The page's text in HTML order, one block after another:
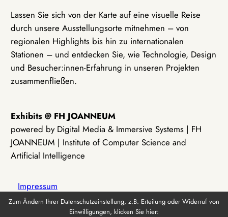
Lassen Sie sich von der Karte auf eine visuelle Reise
durch unsere Ausstellungsorte mitnehmen – von
regionalen Highlights bis hin zu internationalen
Stationen – und entdecken Sie, wie Technologie, Design
und Besucher:innen-Erfahrung in unseren Projekten
zusammenfließen.
Exhibits @ FH JOANNEUM
powered by Digital Media & Immersive Systems | FH
JOANNEUM | Institute of Computer Science and
Artificial Intelligence
Impressum
Zum Ändern Ihrer Datenschutzeinstellung, z.B. Erteilung oder Widerruf von
Einwilligungen, klicken Sie hier: